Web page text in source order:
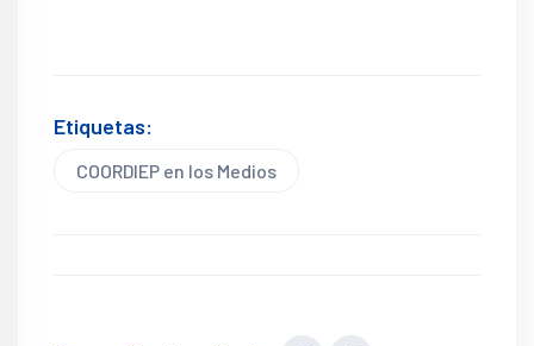
Etiquetas:
COORDIEP en los Medios